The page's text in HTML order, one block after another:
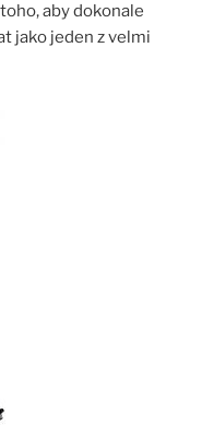
aby dokonale
jako jeden z velmi